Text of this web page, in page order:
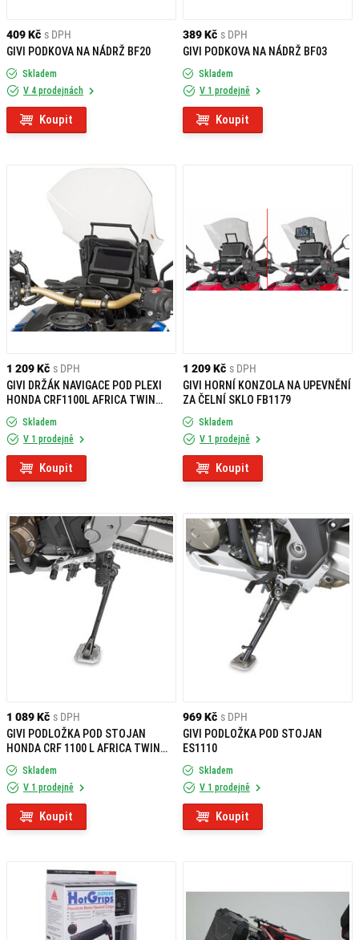
409 Kč s DPH
GIVI PODKOVA NA NÁDRŽ BF20
Skladem
V 4 prodejnách
Koupit
389 Kč s DPH
GIVI PODKOVA NA NÁDRŽ BF03
Skladem
V 1 prodejně
Koupit
1 209 Kč s DPH
GIVI DRŽÁK NAVIGACE POD PLEXI
HONDA CRF1100L AFRICA TWIN
ADVENTURE SPORTS (20) FB1178
Skladem
V 1 prodejně
Koupit
1 209 Kč s DPH
GIVI HORNÍ KONZOLA NA UPEVNĚNÍ
ZA ČELNÍ SKLO FB1179
Skladem
V 1 prodejně
Koupit
1 089 Kč s DPH
GIVI PODLOŽKA POD STOJAN
HONDA CRF 1100 L AFRICA TWIN
(20-) ES1178
Skladem
V 1 prodejně
Koupit
969 Kč s DPH
GIVI PODLOŽKA POD STOJAN
ES1110
Skladem
V 1 prodejně
Koupit